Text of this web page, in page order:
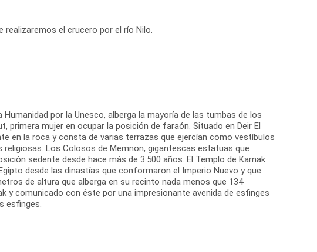
realizaremos el crucero por el río Nilo.
por la Unesco, alberga la mayoría de las tumbas de los
primera mujer en ocupar la posición de faraón. Situado en Deir El
en la roca y consta de varias terrazas que ejercían como vestíbulos
Los Colosos de Memnon, gigantescas estatuas que
sedente desde hace más de 3.500 años. El Templo de Karnak
desde las dinastías que conformaron el Imperio Nuevo y que
de altura que alberga en su recinto nada menos que 134
y comunicado con éste por una impresionante avenida de esfinges
esfinges.